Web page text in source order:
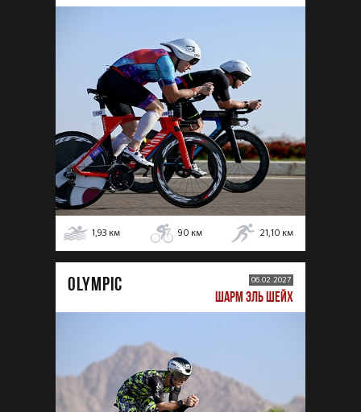
1,93 км 90 км 21,10 км
OLYMPIC 06.02.2027
ШАРМ ЭЛЬ ШЕЙХ